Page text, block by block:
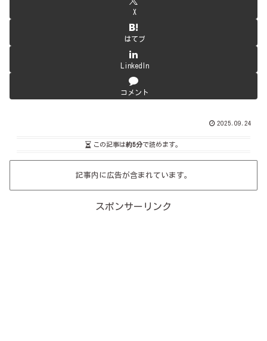
X
はてブ
LinkedIn
コメント
2025.09.24
この記事は約5分で読めます。
記事内に広告が含まれています。
スポンサーリンク